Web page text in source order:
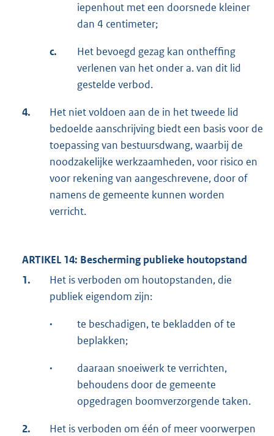
iepenhout met een doorsnede kleiner
dan 4 centimeter;
c.
Het bevoegd gezag kan ontheffing
verlenen van het onder a. van dit lid
gestelde verbod.
4.
Het niet voldoen aan de in het tweede lid
bedoelde aanschrijving biedt een basis voor de
toepassing van bestuursdwang, waarbij de
noodzakelijke werkzaamheden, voor risico en
voor rekening van aangeschrevene, door of
namens de gemeente kunnen worden
verricht.
ARTIKEL 14: Bescherming publieke houtopstand
1.
Het is verboden om houtopstanden, die
publiek eigendom zijn:
·
te beschadigen, te bekladden of te
beplakken;
·
daaraan snoeiwerk te verrichten,
behoudens door de gemeente
opgedragen boomverzorgende taken.
2.
Het is verboden om één of meer voorwerpen